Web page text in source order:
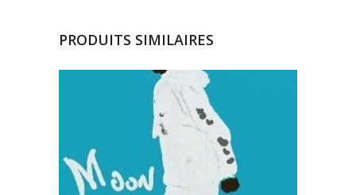
PRODUITS SIMILAIRES